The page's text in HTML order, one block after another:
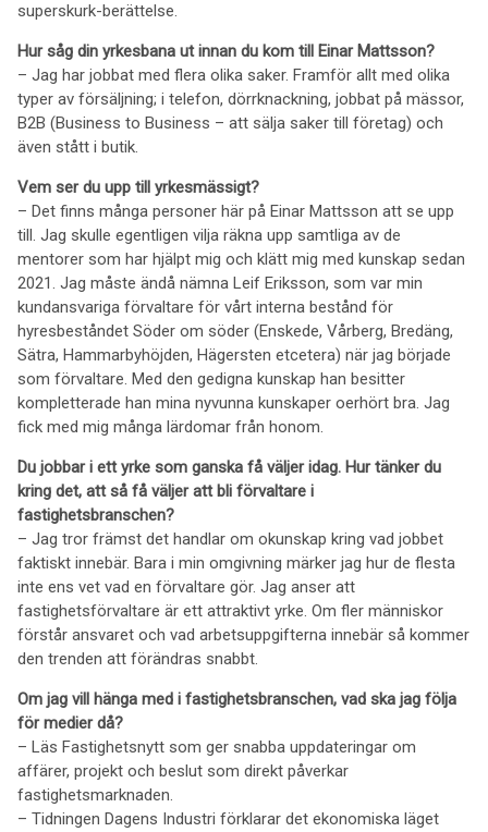
superskurk-berättelse.
Hur såg din yrkesbana ut innan du kom till Einar Mattsson?
– Jag har jobbat med flera olika saker. Framför allt med olika
typer av försäljning; i telefon, dörrknackning, jobbat på mässor,
B2B (Business to Business – att sälja saker till företag) och
även stått i butik.
Vem ser du upp till yrkesmässigt?
– Det finns många personer här på Einar Mattsson att se upp
till. Jag skulle egentligen vilja räkna upp samtliga av de
mentorer som har hjälpt mig och klätt mig med kunskap sedan
2021. Jag måste ändå nämna Leif Eriksson, som var min
kundansvariga förvaltare för vårt interna bestånd för
hyresbeståndet Söder om söder (Enskede, Vårberg, Bredäng,
Sätra, Hammarbyhöjden, Hägersten etcetera) när jag började
som förvaltare. Med den gedigna kunskap han besitter
kompletterade han mina nyvunna kunskaper oerhört bra. Jag
fick med mig många lärdomar från honom.
Du jobbar i ett yrke som ganska få väljer idag. Hur tänker du
kring det, att så få väljer att bli förvaltare i
fastighetsbranschen?
– Jag tror främst det handlar om okunskap kring vad jobbet
faktiskt innebär. Bara i min omgivning märker jag hur de flesta
inte ens vet vad en förvaltare gör. Jag anser att
fastighetsförvaltare är ett attraktivt yrke. Om fler människor
förstår ansvaret och vad arbetsuppgifterna innebär så kommer
den trenden att förändras snabbt.
Om jag vill hänga med i fastighetsbranschen, vad ska jag följa
för medier då?
– Läs Fastighetsnytt som ger snabba uppdateringar om
affärer, projekt och beslut som direkt påverkar
fastighetsmarknaden.
– Tidningen Dagens Industri förklarar det ekonomiska läget